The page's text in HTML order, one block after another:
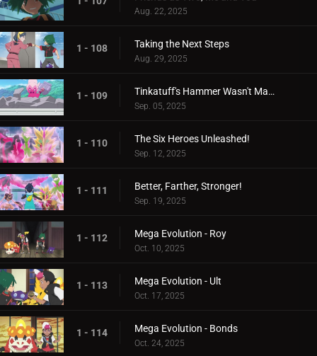
Aug. 22, 2025
1 - 108 Taking the Next Steps
Aug. 29, 2025
1 - 109 Tinkatuff's Hammer Wasn't Made in a Year!
Sep. 05, 2025
1 - 110 The Six Heroes Unleashed!
Sep. 12, 2025
1 - 111 Better, Farther, Stronger!
Sep. 19, 2025
1 - 112 Mega Evolution - Roy
Oct. 10, 2025
1 - 113 Mega Evolution - Ult
Oct. 17, 2025
1 - 114 Mega Evolution - Bonds
Oct. 24, 2025